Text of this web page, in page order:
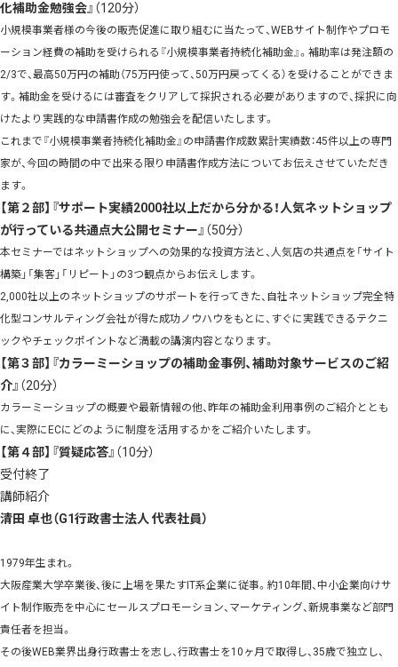
化補助金勉強会』 （120分）
小規模事業者様の今後の販売促進に取り組むに当たって、WEBサイト制作やプロモ
ーション経費の補助を受けられる『小規模事業者持続化補助金』。補助率は発注額の
2/3で、最高50万円の補助（75万円使って、50万円戻ってくる）を受けることができま
す。補助金を受けるには審査をクリアして採択される必要がありますので、採択に向
けたより実践的な申請書作成の勉強会を配信いたします。
これまで『小規模事業者持続化補助金』の申請書作成数累計実績数：45件以上の専門
家が、今回の時間の中で出来る限り申請書作成方法についてお伝えさせていただき
ます。
【第２部】『サポート実績2000社以上だから分かる！人気ネットショップ
が行っている共通点大公開セミナー』 （50分）
本セミナーではネットショップへの効果的な投資方法と、人気店の共通点を「サイト
構築」「集客」「リピート」の3つ観点からお伝えします。
2,000社以上のネットショップのサポートを行ってきた、自社ネットショップ完全特
化型コンサルティング会社が得た成功ノウハウをもとに、すぐに実践できるテクニ
ックやチェックポイントなど満載の講演内容となります。
【第３部】『カラーミーショップの補助金事例、補助対象サービスのご紹
介』 （20分）
カラーミーショップの概要や最新情報の他、昨年の補助金利用事例のご紹介ととも
に、実際にECにどのように制度を活用するかをご紹介いたします。
【第４部】『質疑応答』 （10分）
受付終了
講師紹介
清田 卓也（G1行政書士法人 代表社員）
1979年生まれ。
大阪産業大学卒業後、後に上場を果たすIT系企業に従事。約10年間、中小企業向けサ
イト制作販売を中心にセールスプロモーション、マーケティング、新規事業など部門
責任者を担当。
その後WEB業界出身行政書士を志し、行政書士を10ヶ月で取得し、35歳で独立し、